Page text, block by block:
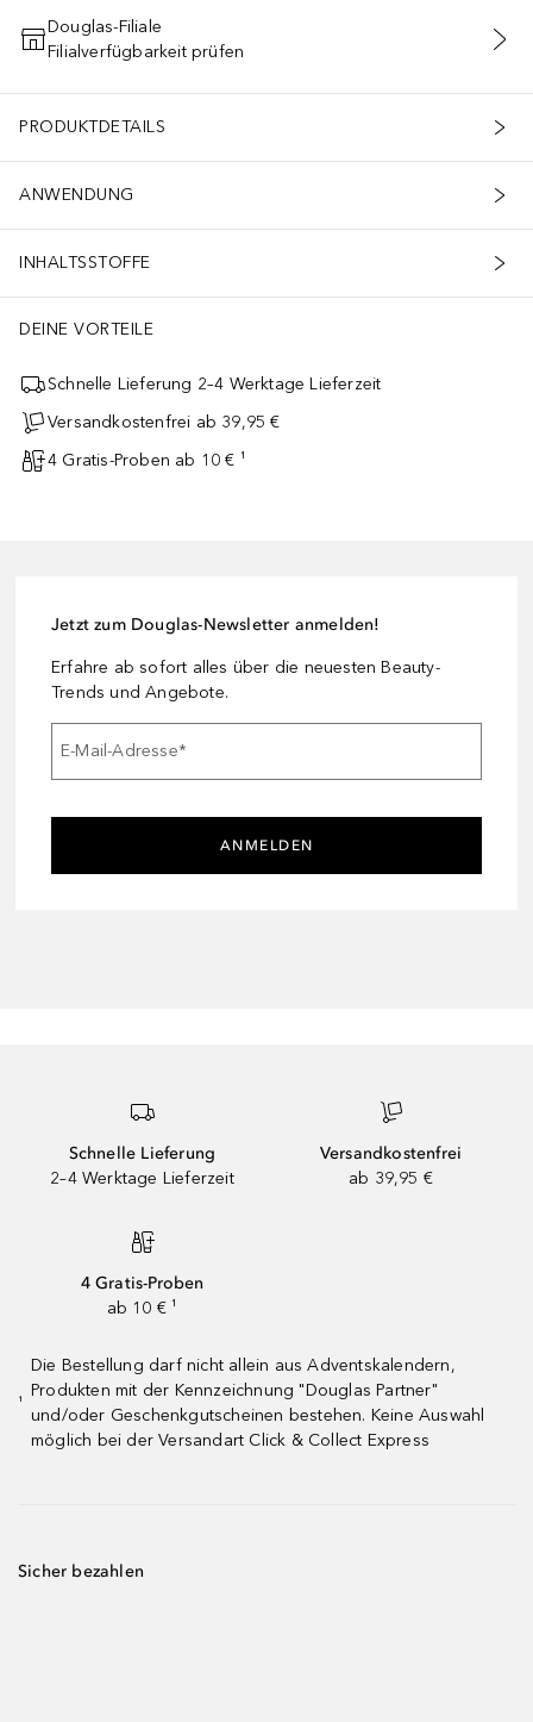
IN DEN WARENKORB
Douglas-Filiale
Filialverfügbarkeit prüfen
PRODUKTDETAILS
ANWENDUNG
INHALTSSTOFFE
DEINE VORTEILE
Schnelle Lieferung 2–4 Werktage Lieferzeit
Versandkostenfrei ab 39,95 €
4 Gratis-Proben ab 10 € ¹
Jetzt zum Douglas-Newsletter anmelden!
Erfahre ab sofort alles über die neuesten Beauty-
Trends und Angebote.
E-Mail-Adresse*
ANMELDEN
Schnelle Lieferung
2–4 Werktage Lieferzeit
Versandkostenfrei
ab 39,95 €
4 Gratis-Proben
ab 10 € ¹
¹
Die Bestellung darf nicht allein aus Adventskalendern,
Produkten mit der Kennzeichnung "Douglas Partner"
und/oder Geschenkgutscheinen bestehen. Keine Auswahl
möglich bei der Versandart Click & Collect Express
Sicher bezahlen